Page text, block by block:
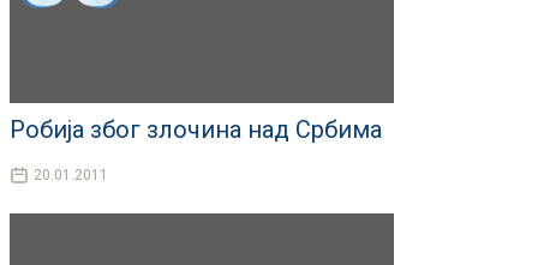
Робија због злочина над Србима
20.01.2011